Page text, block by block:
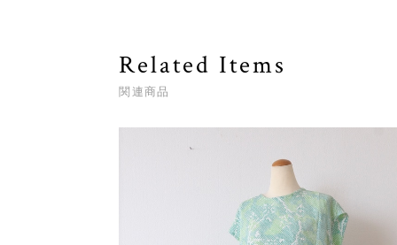
Related Items
関連商品